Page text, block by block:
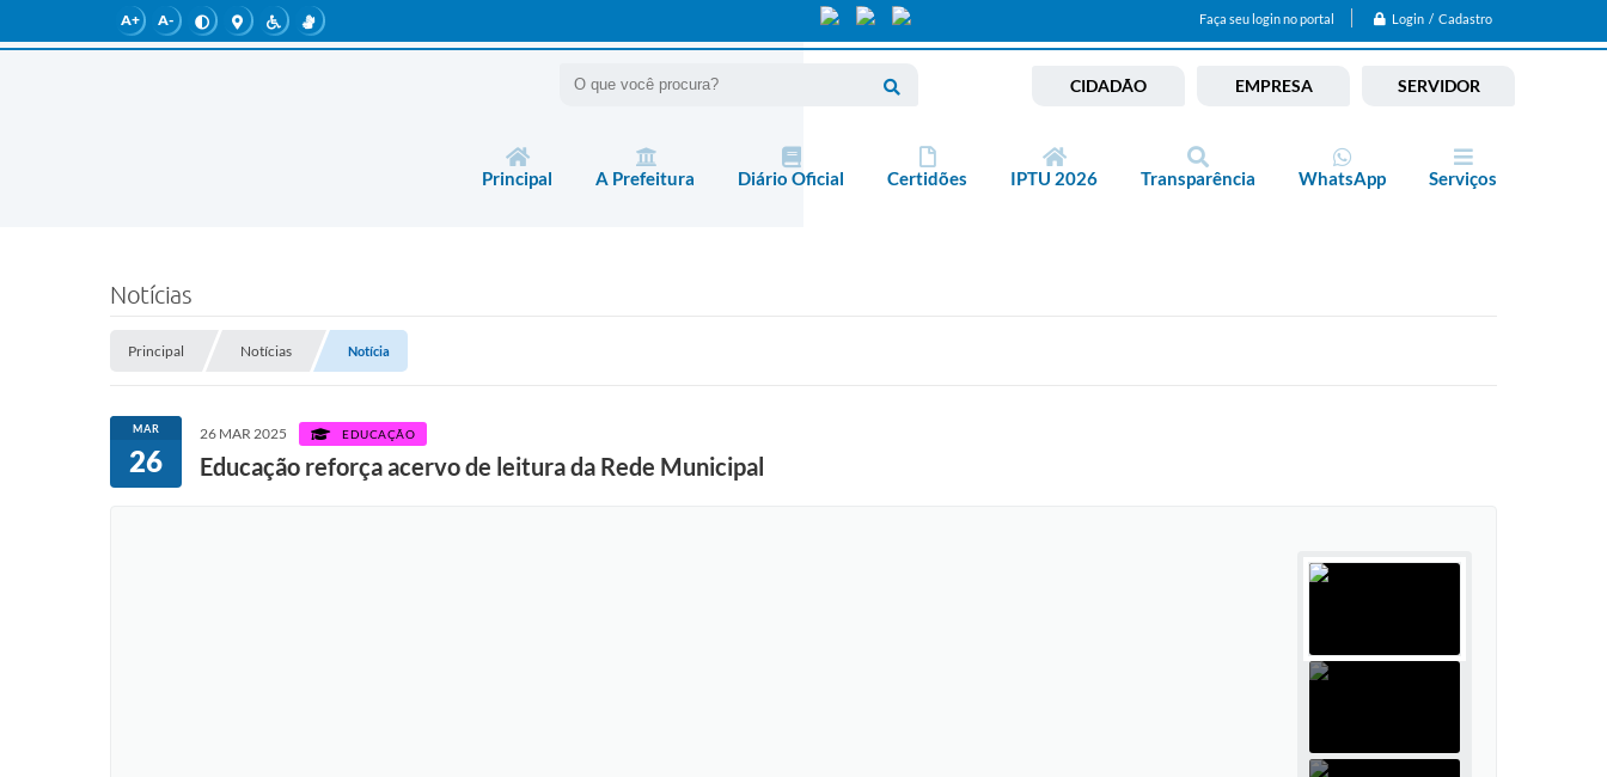
Faça seu login no portal Login / Cadastro
A+ A-
CIDADÃO EMPRESA SERVIDOR
Principal A Prefeitura Diário Oficial Certidões IPTU 2026 Transparência WhatsApp Serviços
Notícias
Principal Notícias Notícia
MAR
26
26 MAR 2025 EDUCAÇÃO
Educação reforça acervo de leitura da Rede Municipal